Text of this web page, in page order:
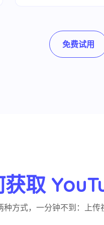
免费试用
取
种方式，一分钟不到：上传